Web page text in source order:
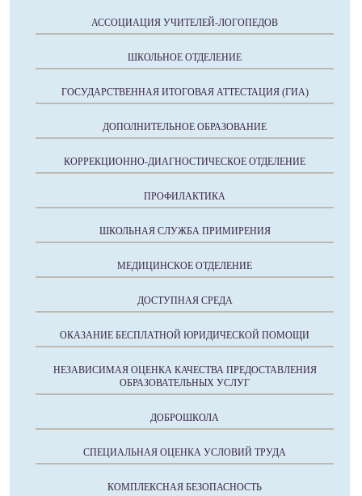
АССОЦИАЦИЯ УЧИТЕЛЕЙ-ЛОГОПЕДОВ
ШКОЛЬНОЕ ОТДЕЛЕНИЕ
ГОСУДАРСТВЕННАЯ ИТОГОВАЯ АТТЕСТАЦИЯ (ГИА)
ДОПОЛНИТЕЛЬНОЕ ОБРАЗОВАНИЕ
КОРРЕКЦИОННО-ДИАГНОСТИЧЕСКОЕ ОТДЕЛЕНИЕ
ПРОФИЛАКТИКА
ШКОЛЬНАЯ СЛУЖБА ПРИМИРЕНИЯ
МЕДИЦИНСКОЕ ОТДЕЛЕНИЕ
ДОСТУПНАЯ СРЕДА
ОКАЗАНИЕ БЕСПЛАТНОЙ ЮРИДИЧЕСКОЙ ПОМОЩИ
НЕЗАВИСИМАЯ ОЦЕНКА КАЧЕСТВА ПРЕДОСТАВЛЕНИЯ
ОБРАЗОВАТЕЛЬНЫХ УСЛУГ
ДОБРОШКОЛА
СПЕЦИАЛЬНАЯ ОЦЕНКА УСЛОВИЙ ТРУДА
КОМПЛЕКСНАЯ БЕЗОПАСНОСТЬ